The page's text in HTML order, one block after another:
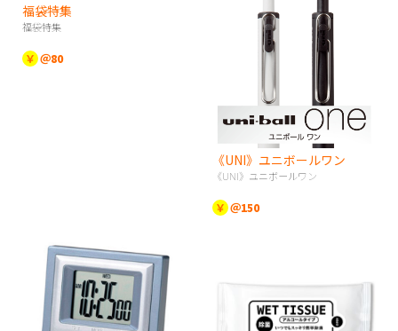
福袋特集
福袋特集
￥ ＠80
《UNI》ユニボールワン
《UNI》ユニボールワン
￥ ＠150